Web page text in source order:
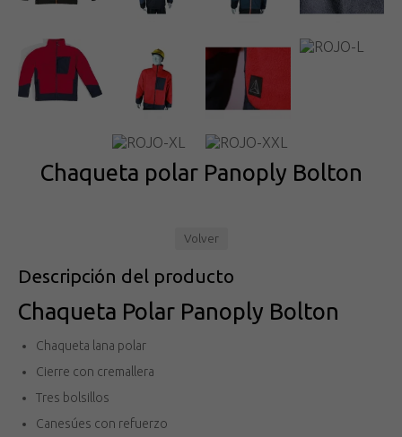
Chaqueta polar Panoply Bolton
Volver
Descripción del producto
Chaqueta Polar Panoply Bolton
Chaqueta lana polar
Cierre con cremallera
Tres bolsillos
Canesúes con refuerzo